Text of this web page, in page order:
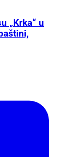
„Krka“ u